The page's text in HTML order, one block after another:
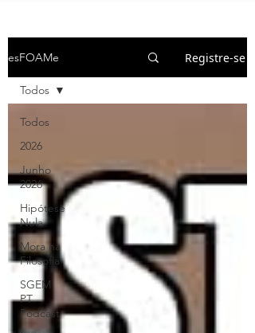
esFOAMe Registre-se
Todos
2026
Junho
2026
Hipótese
Nula
Mora na
Filosofia
SGEM
PT
Podcast
Todos